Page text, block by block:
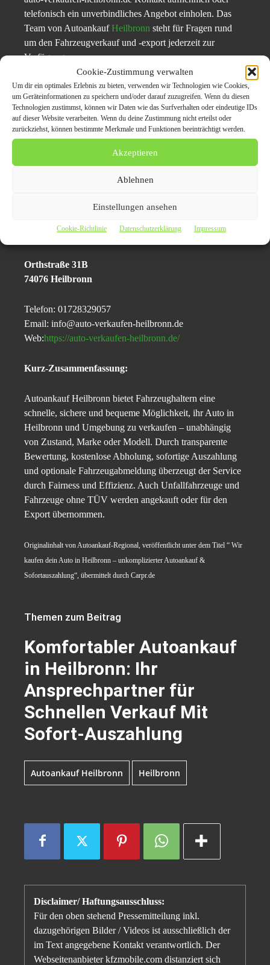
Cookie-Zustimmung verwalten
Um dir ein optimales Erlebnis zu bieten, verwenden wir Technologien wie Cookies,
um Geräteinformationen zu speichern und/oder darauf zuzugreifen. Wenn du diesen
Technologien zustimmst, können wir Daten wie das Surfverhalten oder eindeutige IDs
auf dieser Website verarbeiten. Wenn du deine Zustimmung nicht erteilst oder
zurückziehst, können bestimmte Merkmale und Funktionen beeinträchtigt werden.
Akzeptieren
Ablehnen
Einstellungen ansehen
Cookie-Richtlinie Datenschutzerklärung Impressum
telefonisch ein unverbindliches Angebot einholen. Das
Team von AutoankaufHeilbronn steht für Fragen rund
um den Fahrzeugverkauf und -export jederzeit zur
Verfügung.​
Fazit
Autoankauf Heilbronn bietet eine effiziente, transparente
und kundenfreundliche Lösung für denVerkauf von
Preisen, schnellen Prozessen und umfassenden
Zusatzleistungen ist das Unternehmen der ideale Partner
Pressekontakt:
Orthstraße 31B
74076 Heilbronn
Telefon: 01728329057
Email: info@auto-verkaufen-heilbronn.de
Web:https://auto-verkaufen-heilbronn.de/
Kurz-Zusammenfassung:
Autoankauf Heilbronn bietet Fahrzeughaltern eine
schnelle, sichere und bequeme Möglichkeit, ihr Auto in
Heilbronn und Umgebung zu verkaufen – unabhängig
von Zustand, Marke oder Modell. Durch transparente
Bewertung, kostenlose Abholung, sofortige Auszahlung
und optionale Fahrzeugabmeldung überzeugt der Service
durch Fairness und Effizienz. Auch Unfallfahrzeuge und
Fahrzeuge ohne TÜV werden angekauft oder für den
Export übernommen.
Originalinhalt von Autoankauf-Regional, veröffentlicht unter dem Titel “ Wir
kaufen dein Auto in Heilbronn – unkomplizierter Autoankauf &
Sofortauszahlung“, übermittelt durch Carpr.de
Themen zum Beitrag
Komfortabler Autoankauf
in Heilbronn: Ihr
Ansprechpartner für
Schnellen Verkauf Mit
Sofort-Auszahlung
Autoankauf Heilbronn Heilbronn
Disclaimer/ Haftungsausschluss:
Für den oben stehend Pressemitteilung inkl.
dazugehörigen Bilder / Videos ist ausschließlich der
im Text angegebene Kontakt verantwortlich. Der
Webseitenanbieter kfzmobile.com distanziert sich